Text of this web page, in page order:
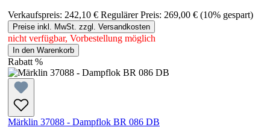
Verkaufspreis: 242,10 € Regulärer Preis: 269,00 € (10% gespart)
Preise inkl. MwSt. zzgl. Versandkosten
nicht verfügbar, Vorbestellung möglich
In den Warenkorb
Rabatt %
Märklin 37088 - Dampflok BR 086 DB